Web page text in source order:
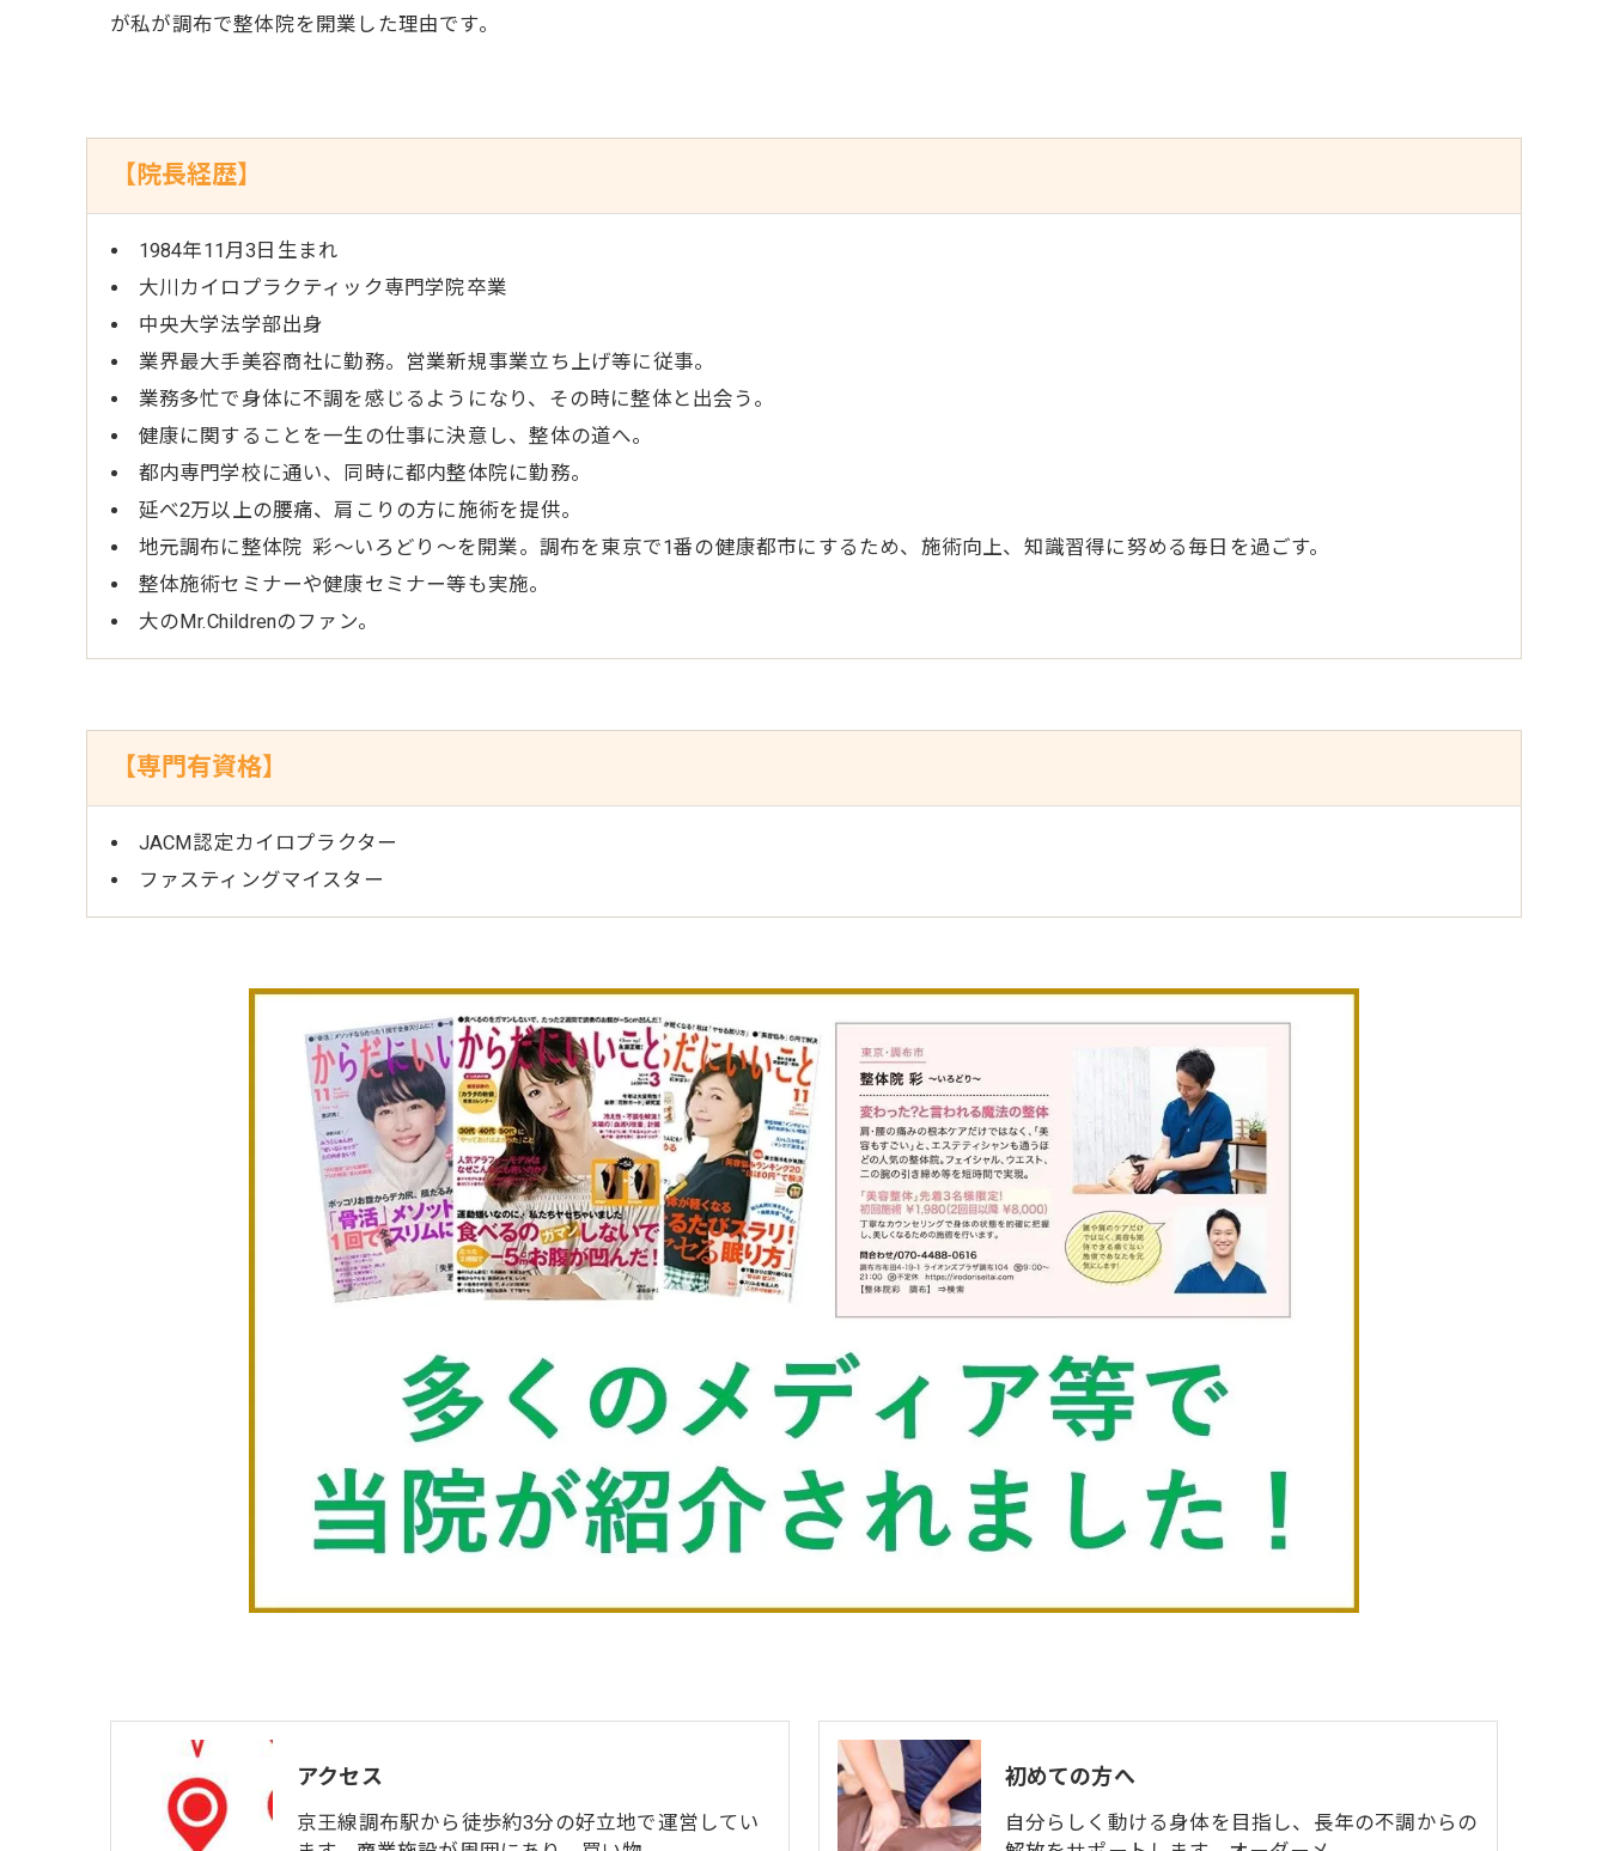
が私が調布で整体院を開業した理由です。
【院長経歴】
1984年11月3日生まれ
大川カイロプラクティック専門学院卒業
中央大学法学部出身
業界最大手美容商社に勤務。営業新規事業立ち上げ等に従事。
業務多忙で身体に不調を感じるようになり、その時に整体と出会う。
健康に関することを一生の仕事に決意し、整体の道へ。
都内専門学校に通い、同時に都内整体院に勤務。
延べ2万以上の腰痛、肩こりの方に施術を提供。
地元調布に整体院 彩～いろどり～を開業。調布を東京で1番の健康都市にするため、施術向上、知識習得に努める毎日を過ごす。
整体施術セミナーや健康セミナー等も実施。
大のMr.Childrenのファン。
【専門有資格】
JACM認定カイロプラクター
ファスティングマイスター
アクセス
京王線調布駅から徒歩約3分の好立地で運営してい
初めての方へ
自分らしく動ける身体を目指し、長年の不調からの